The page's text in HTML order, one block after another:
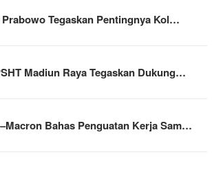
Tegaskan Pentingnya Kol…
Madiun Raya Tegaskan Dukung…
Bahas Penguatan Kerja Sam…